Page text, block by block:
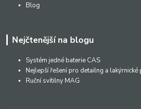
Blog
Nejčtenější na blogu
Systém jedné baterie CAS
Nejlepší řešení pro detailng a lakýrnické
Ruční svítilny MAG